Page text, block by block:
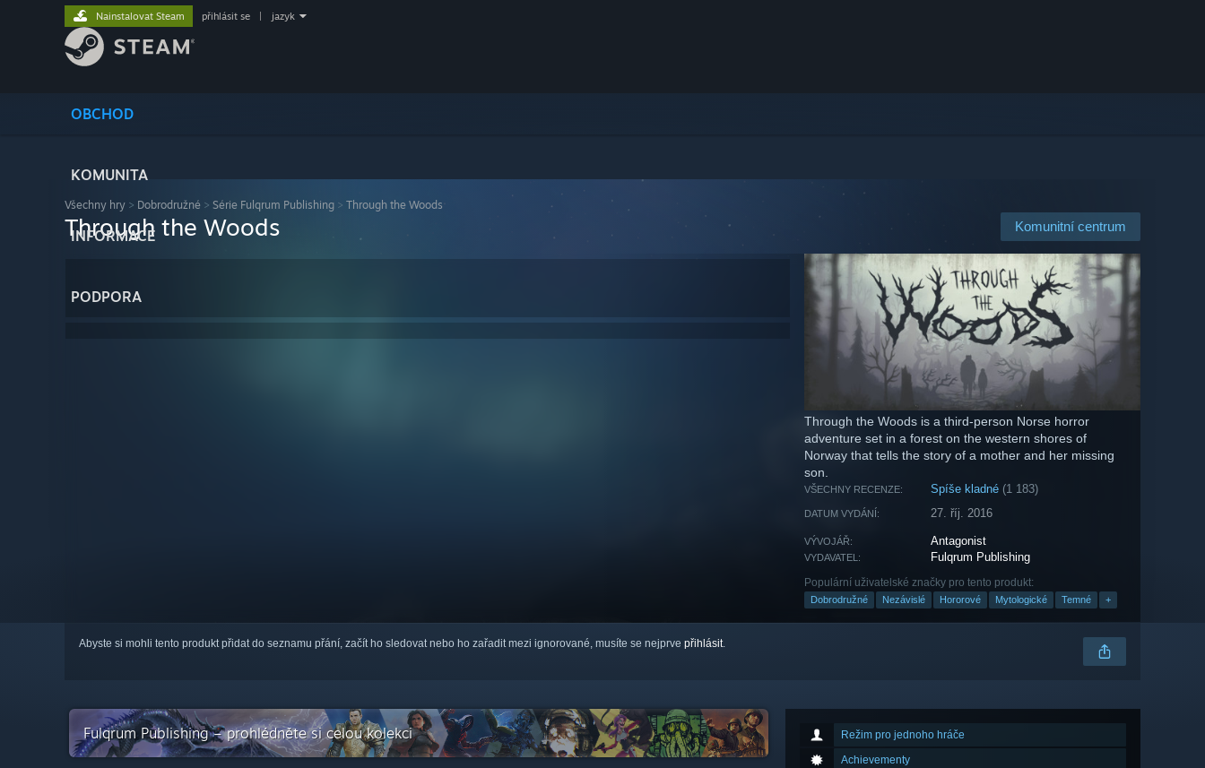
OBCHOD
KOMUNITA
INFORMACE
PODPORA
Nainstalovat Steam přihlásit se jazyk
Všechny hry > Dobrodružné > Série Fulqrum Publishing > Through the Woods
Komunitní centrum
Through the Woods
Through the Woods is a third-person Norse horror
adventure set in a forest on the western shores of
Norway that tells the story of a mother and her missing
son.
VŠECHNY RECENZE: Spíše kladné (1 183)
DATUM VYDÁNÍ: 27. říj. 2016
VÝVOJÁŘ: Antagonist
VYDAVATEL: Fulqrum Publishing
Populární uživatelské značky pro tento produkt:
Dobrodružné Nezávislé Hororové Mytologické Temné +
Abyste si mohli tento produkt přidat do seznamu přání, začít ho sledovat nebo ho zařadit mezi ignorované, musíte se nejprve přihlásit.
Režim pro jednoho hráče
Achievementy
Fulqrum Publishing – prohlédněte si celou kolekci